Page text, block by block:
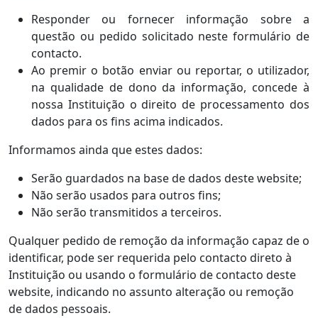
Responder ou fornecer informação sobre a
questão ou pedido solicitado neste formulário de
contacto.
Ao premir o botão enviar ou reportar, o utilizador,
na qualidade de dono da informação, concede à
nossa Instituição o direito de processamento dos
dados para os fins acima indicados.
Informamos ainda que estes dados:
Serão guardados na base de dados deste website;
Não serão usados para outros fins;
Não serão transmitidos a terceiros.
Qualquer pedido de remoção da informação capaz de o
identificar, pode ser requerida pelo contacto direto à
Instituição ou usando o formulário de contacto deste
website, indicando no assunto alteração ou remoção
de dados pessoais.